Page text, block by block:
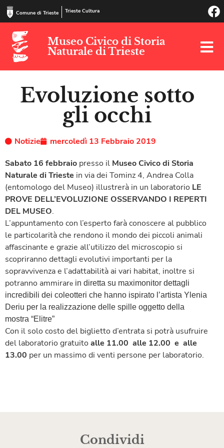
Comune di Trieste Trieste Cultura
Museo Civico di Storia
Naturale di Trieste
Evoluzione sotto
gli occhi
Notizie
mercoledì 13 Febbraio 2019
Sabato 16 febbraio presso il Museo Civico di Storia
Naturale di Trieste in via dei Tominz 4, Andrea Colla
(entomologo del Museo) illustrerà in un laboratorio LE
PROVE DELL’EVOLUZIONE OSSERVANDO I REPERTI
DEL MUSEO.
L’appuntamento con l’esperto farà conoscere al pubblico
le particolarità che rendono il mondo dei piccoli animali
affascinante e grazie all’utilizzo del microscopio si
scopriranno dettagli evolutivi importanti per la
sopravvivenza e l’adattabilità ai vari habitat, inoltre si
potranno ammirare in diretta su maximonitor dettagli
incredibili dei coleotteri che hanno ispirato l’artista Ylenia
Deriu per la realizzazione delle spille oggetto della
mostra “Elitre”
Con il solo costo del biglietto d’entrata si potrà usufruire
del laboratorio gratuito alle 11.00 alle 12.00 e alle
13.00 per un massimo di venti persone per laboratorio.
Condividi